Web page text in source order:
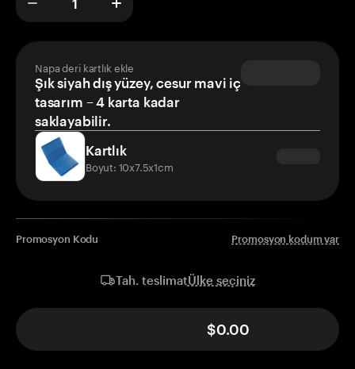
Napa deri kartlık ekle
Şık siyah dış yüzey, cesur mavi iç
tasarım – 4 karta kadar
saklayabilir.
Kartlık
Boyut: 10x7.5x1cm
Promosyon Kodu Promosyon kodum var
Tah. teslimatÜlke seçiniz
$0.00